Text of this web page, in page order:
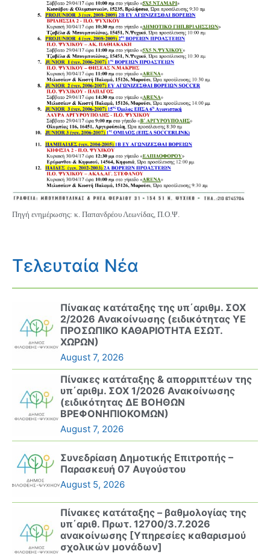
Πηγή ενημέρωσης: κ. Παπανδρέου Λεωνίδας, Π.Ο.Ψ.
Τελευταία Νέα
Πίνακας κατάταξης της υπ΄αριθμ. ΣΟΧ
2/2026 Ανακοίνωσης (ειδικότητας ΥΕ
ΠΡΟΣΩΠΙΚΟ ΚΑΘΑΡΙΟΤΗΤΑ ΕΣΩΤ.
ΧΩΡΩΝ)
August 7, 2026
Πίνακες κατάταξης & απορριπτέων της
υπ΄αριθμ. ΣΟΧ 1/2026 Ανακοίνωσης
(ειδικότητας ΔΕ ΒΟΗΘΩΝ
ΒΡΕΦΟΝΗΠΙΟΚΟΜΩΝ)
August 7, 2026
Συνεδρίαση Δημοτικής Επιτροπής –
Παρασκευή 07 Αυγούστου
August 5, 2026
Πίνακες κατάταξης – βαθμολογίας της
υπ΄αριθ. Πρωτ. 12700/3.7.2026
ανακοίνωσης [Υπηρεσίες καθαρισμού
σχολικών μονάδων]